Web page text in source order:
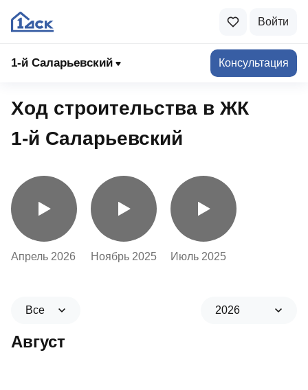
Войти
1-й Саларьевский Консультация
1-й Саларьевский
Ход строительства в ЖК
1‑й Саларьевский
Апрель 2026 Ноябрь 2025 Июль 2025
Все 2026
Август